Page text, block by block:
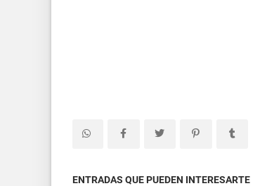
ENTRADAS QUE PUEDEN INTERESARTE